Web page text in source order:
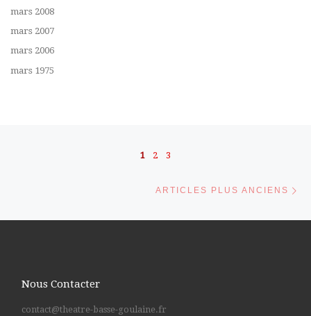
mars 2008
mars 2007
mars 2006
mars 1975
Navigation dans les articles
1 2 3
ARTICLES PLUS ANCIENS
Nous Contacter
contact@theatre-basse-goulaine.fr